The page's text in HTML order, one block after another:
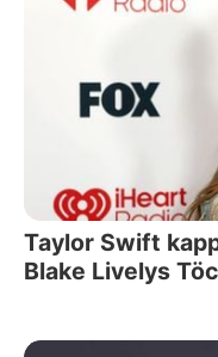
Taylor Swift
Blake Livelys